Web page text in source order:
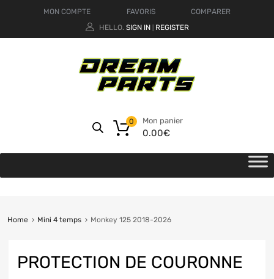
MON COMPTE FAVORIS
COMPARER
HELLO. SIGN IN REGISTER
Mon panier
0.00€
0
Home Mini 4 temps Monkey 125 2018-2026
PROTECTION DE COURONNE